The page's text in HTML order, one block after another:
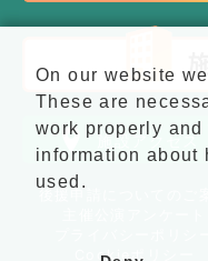
施設アクセス
Cookieポリシー
On our website
These are
work properly
information about
used.